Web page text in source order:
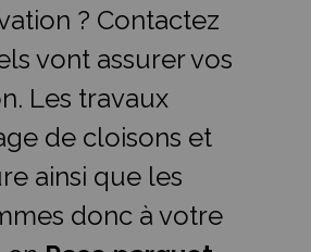
? Contactez
vont assurer vos
Les travaux
de cloisons et
ainsi que les
donc à votre